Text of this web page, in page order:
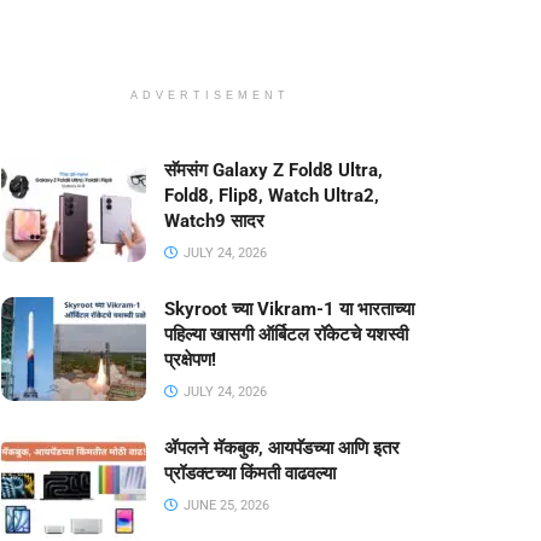
ADVERTISEMENT
सॅमसंग Galaxy Z Fold8 Ultra,
Fold8, Flip8, Watch Ultra2,
Watch9 सादर
JULY 24, 2026
Skyroot च्या Vikram-1 या भारताच्या
पहिल्या खासगी ऑर्बिटल रॉकेटचे यशस्वी
प्रक्षेपण!
JULY 24, 2026
ॲपलने मॅकबुक, आयपॅडच्या आणि इतर
प्रॉडक्टच्या किंमती वाढवल्या
JUNE 25, 2026